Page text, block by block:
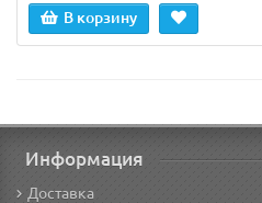
В корзину
Информация
Доставка